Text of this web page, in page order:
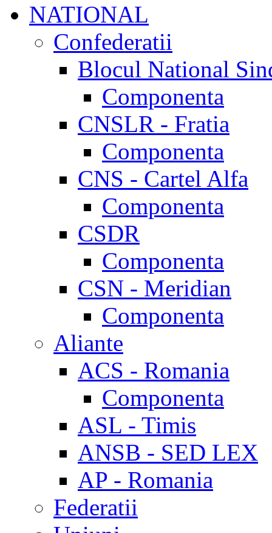
NATIONAL
Confederatii
Blocul National
Componenta
CNSLR - Fratia
Componenta
CNS - Cartel Alfa
Componenta
CSDR
Componenta
CSN - Meridian
Componenta
Aliante
ACS - Romania
Componenta
ASL - Timis
ANSB - SED LEX
AP - Romania
Federatii